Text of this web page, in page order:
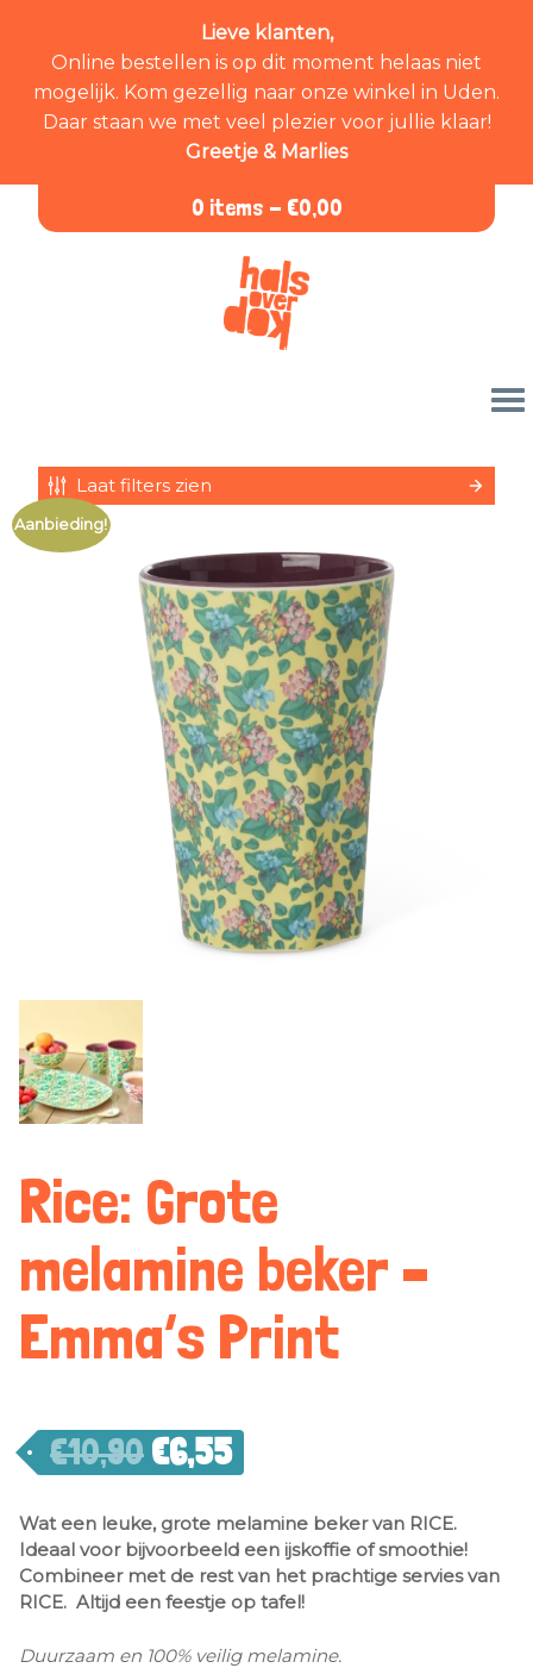
Lieve klanten,
Online bestellen is op dit moment helaas niet
mogelijk. Kom gezellig naar onze winkel in Uden.
Daar staan we met veel plezier voor jullie klaar!
Greetje & Marlies
0 items - €0,00
Laat filters zien
Aanbieding!
Rice: Grote
melamine beker –
Emma’s Print
€10,90 €6,55
Wat een leuke, grote melamine beker van RICE.
Ideaal voor bijvoorbeeld een ijskoffie of smoothie!
Combineer met de rest van het prachtige servies van
RICE. Altijd een feestje op tafel!
Duurzaam en 100% veilig melamine.